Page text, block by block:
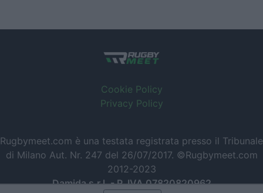
Cookie Policy
Privacy Policy
Rugbymeet.com è una testata registrata presso il Tribunale
di Milano Aut. Nr. 247 del 26/07/2017. ©Rugbymeet.com
2012-2023
Damida s.r.l. - P. IVA 07820820962